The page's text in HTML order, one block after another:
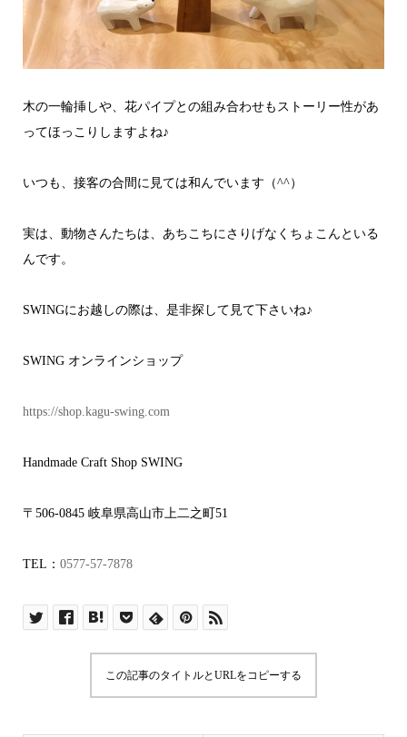
木の一輪挿しや、花パイプとの組み合わせもストーリー性があ
ってほっこりしますよね♪
いつも、接客の合間に見ては和んでいます（^^）
実は、動物さんたちは、あちこちにさりげなくちょこんといる
んです。
SWINGにお越しの際は、是非探して見て下さいね♪
SWING オンラインショップ
https://shop.kagu-swing.com
Handmade Craft Shop SWING
〒506-0845 岐阜県高山市上二之町51
TEL： 0577-57-7878
この記事のタイトルとURLをコピーする